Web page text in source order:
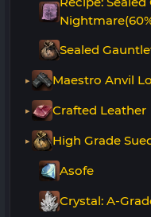
Sealed
Maestro Anvil
Crafted Leather
High Grade
Asofe
Crystal: A-